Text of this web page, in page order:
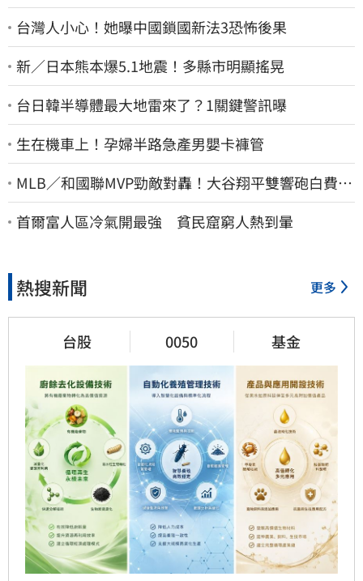
台灣人小心！她曝中國鎖國新法3恐怖後果
新／日本熊本爆5.1地震！多縣市明顯搖晃
台日韓半導體最大地雷來了？1關鍵警訊曝
生在機車上！孕婦半路急產男嬰卡褲管
MLB／和國聯MVP勁敵對轟！大谷翔平雙響砲白費
道奇連2系列賽慘遭橫掃
首爾富人區冷氣開最強 貧民窟窮人熱到暈
熱搜新聞 更多
台股 0050 基金